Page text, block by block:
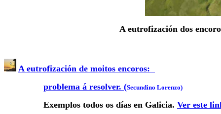
A eutrofización dos
A eutrofización de moitos encoros:
problema á resolver. (Secundino Lorenzo)
Exemplos todos os días en Galicia. Ver este